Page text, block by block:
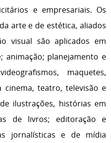
e empresariais. Os
arte e de estética, aliados
visual são aplicados em
animação; planejamento e
maquetes,
cinema, teatro, televisão e
ilustrações, histórias em
de livros; editoração e
jornalísticas e de mídia